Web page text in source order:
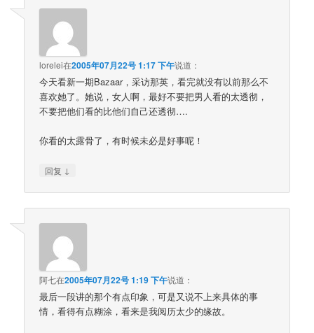
lorelei在2005年07月22号 1:17 下午说道：
今天看新一期Bazaar，采访那英，看完就没有以前那么不
喜欢她了。她说，女人啊，最好不要把男人看的太透彻，
不要把他们看的比他们自己还透彻….
你看的太露骨了，有时候未必是好事呢！
回复 ↓
阿七在2005年07月22号 1:19 下午说道：
最后一段讲的那个有点印象，可是又说不上来具体的事
情，看得有点糊涂，看来是我阅历太少的缘故。